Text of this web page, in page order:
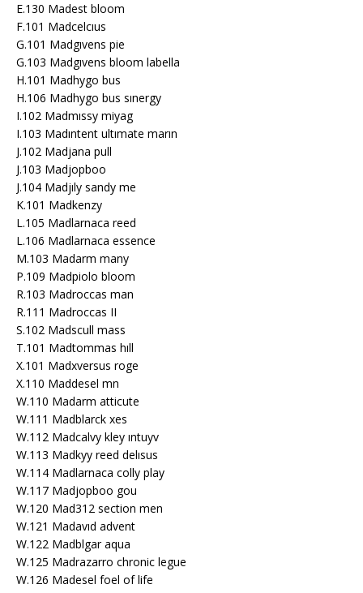
E.130 Madest bloom
F.101 Madcelcıus
G.101 Madgıvens pie
G.103 Madgıvens bloom labella
H.101 Madhygo bus
H.106 Madhygo bus sınergy
I.102 Madmıssy miyag
I.103 Madıntent ultımate marın
J.102 Madjana pull
J.103 Madjopboo
J.104 Madjıly sandy me
K.101 Madkenzy
L.105 Madlarnaca reed
L.106 Madlarnaca essence
M.103 Madarm many
P.109 Madpiolo bloom
R.103 Madroccas man
R.111 Madroccas II
S.102 Madscull mass
T.101 Madtommas hıll
X.101 Madxversus roge
X.110 Maddesel mn
W.110 Madarm atticute
W.111 Madblarck xes
W.112 Madcalvy kley ıntuyv
W.113 Madkyy reed delısus
W.114 Madlarnaca colly play
W.117 Madjopboo gou
W.120 Mad312 section men
W.121 Madavıd advent
W.122 Madblgar aqua
W.125 Madrazarro chronic legue
W.126 Madesel foel of life